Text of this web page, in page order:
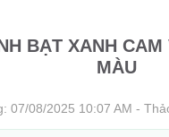
BẠT XANH
MÀU
07/08/2025 10:07 AM -